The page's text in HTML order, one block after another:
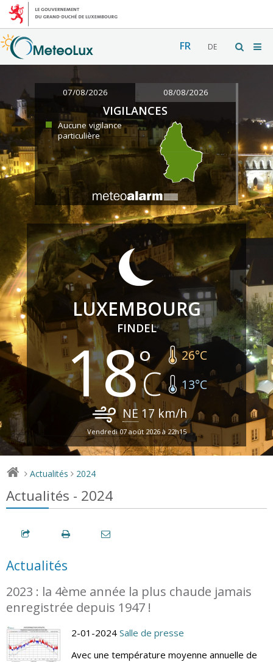
FR DE
07/08/2026 08/08/2026
VIGILANCES
Aucune vigilance
particulière
LUXEMBOURG
FINDEL
18 26°C
13°C
NE 17 km/h
Vendredi 07 août 2026 à 22h15
> Actualités > 2024
Actualités - 2024
Actualités
2023 : la 4ème année la plus chaude jamais
enregistrée depuis 1947 !
2-01-2024 Salle de presse
Avec une température moyenne annuelle de